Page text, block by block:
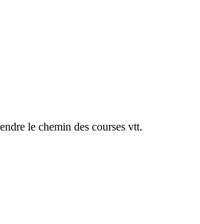
le chemin des courses vtt.